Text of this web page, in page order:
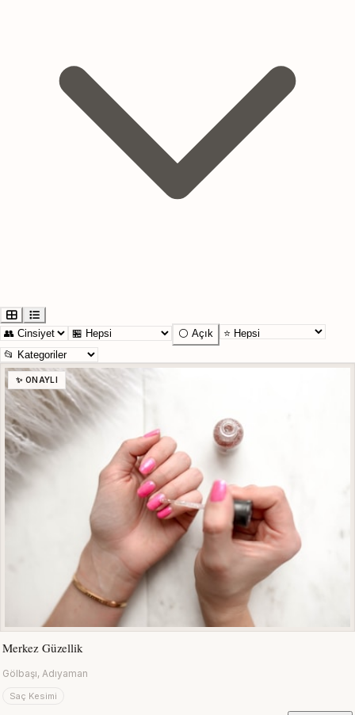
⚪ Açık
✨ ONAYLI
Merkez Güzellik
Gölbaşı, Adıyaman
Saç Kesimi